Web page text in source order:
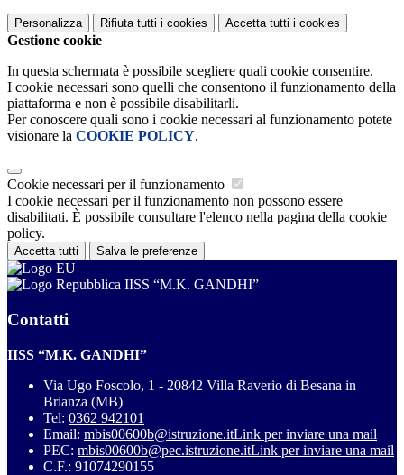
Personalizza Rifiuta tutti i cookies Accetta tutti i cookies
Gestione cookie
In questa schermata è possibile scegliere quali cookie consentire.
I cookie necessari sono quelli che consentono il funzionamento della
piattaforma e non è possibile disabilitarli.
Per conoscere quali sono i cookie necessari al funzionamento potete
visionare la COOKIE POLICY.
Cookie necessari per il funzionamento
I cookie necessari per il funzionamento non possono essere
disabilitati. È possibile consultare l'elenco nella pagina della cookie
policy.
Accetta tutti Salva le preferenze
IISS “M.K. GANDHI”
Contatti
IISS “M.K. GANDHI”
Via Ugo Foscolo, 1 - 20842 Villa Raverio di Besana in
Brianza (MB)
Tel: 0362 942101
Email: mbis00600b@istruzione.itLink per inviare una mail
PEC: mbis00600b@pec.istruzione.itLink per inviare una mail
C.F.: 91074290155